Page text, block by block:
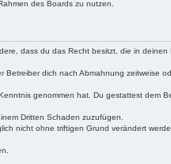
des Boards zu nutzen.
dass du das Recht besitzt, die in
dich nach Abmahnung zeitweise
genommen hat. Du gestattest dem
Dritten Schaden zuzufügen.
nicht ohne triftigen Grund verändert